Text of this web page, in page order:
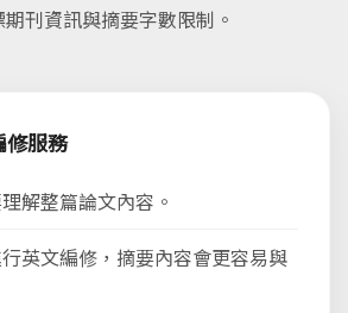
刊資訊與摘要字數限制。
修服務
解整篇論文內容。
英文編修，摘要內容會更容易與